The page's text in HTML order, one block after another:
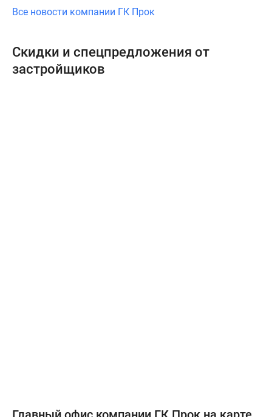
Все новости компании ГК Прок
Скидки и спецпредложения от
застройщиков